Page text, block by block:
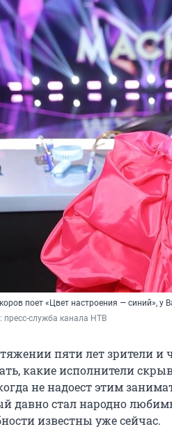
поет «Цвет настроения — синий», у
пресс-служба канала НТВ
пяти лет зрители
какие исполнители
не надоест этим
давно стал народно
известны уже сейчас.